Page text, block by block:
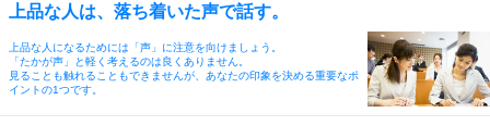
上品な人は、落ち着いた声で話す。
上品な人になるためには「声」に注意を向けましょう。
「たかが声」と軽く考えるのは良くありません。
見ることも触れることもできませんが、あなたの印象を決める重要なポ
イントの1つです。